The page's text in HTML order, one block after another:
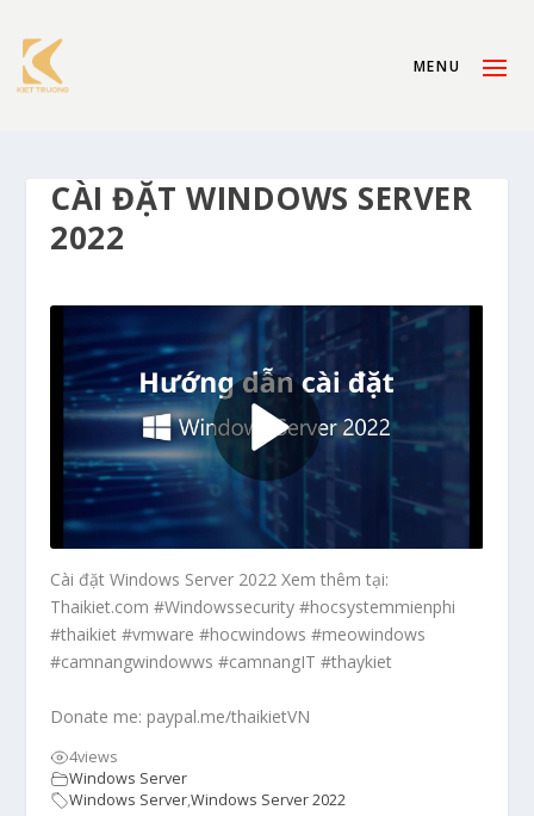
CÀI ĐẶT WINDOWS SERVER
2022
Cài đặt Windows Server 2022 Xem thêm tại:
Thaikiet.com #Windowssecurity #hocsystemmienphi
#thaikiet #vmware #hocwindows #meowindows
#camnangwindowws #camnangIT #thaykiet
Donate me: paypal.me/thaikietVN
4views
Windows Server
Windows Server,Windows Server 2022